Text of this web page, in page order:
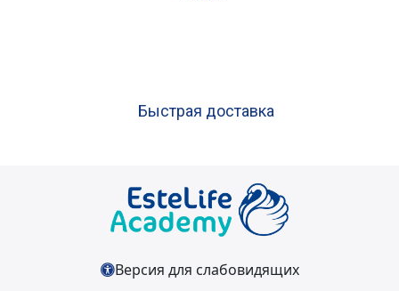
Быстрая доставка
Версия для слабовидящих